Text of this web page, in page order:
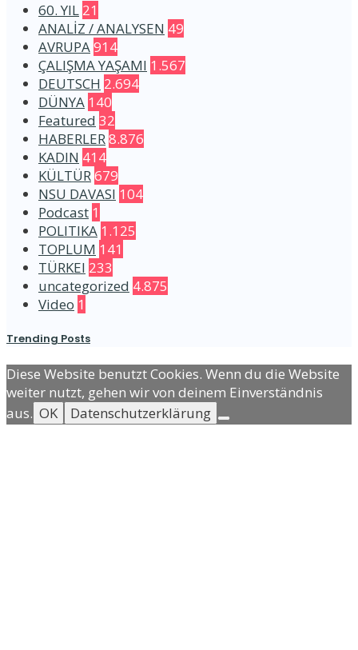
60. YIL 21
ANALİZ / ANALYSEN 49
AVRUPA914
ÇALIŞMA YAŞAMI 1.567
DEUTSCH 2.694
DÜNYA 140
Featured 32
HABERLER8.876
KADIN 414
KÜLTÜR679
NSU DAVASI 104
Podcast 1
POLITIKA 1.125
TOPLUM 141
TÜRKEI 233
uncategorized 4.875
Video 1
Trending Posts
Diese Website benutzt Cookies. Wenn du die Website
weiter nutzt, gehen wir von deinem Einverständnis
aus. OK Datenschutzerklärung